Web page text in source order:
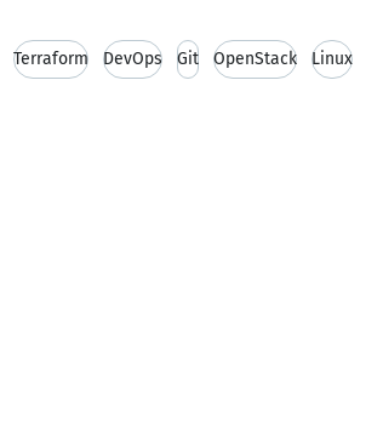
Terraform DevOps Git OpenStack Linux